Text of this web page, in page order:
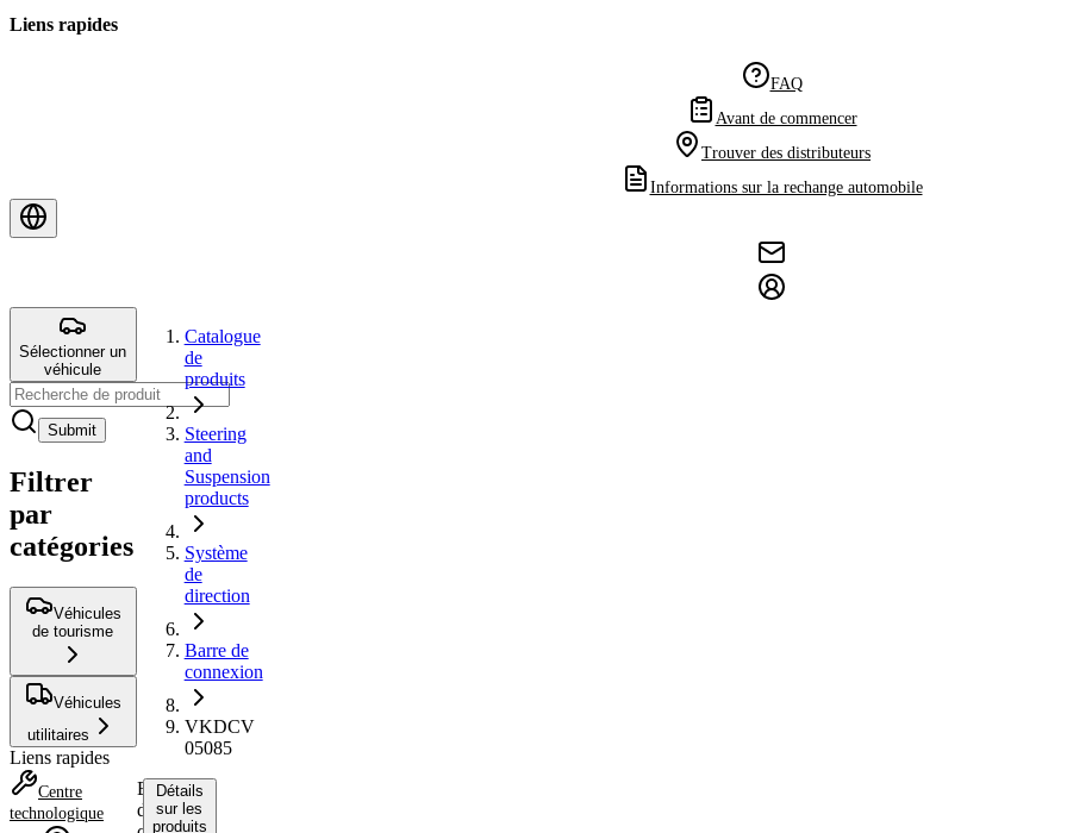
Liens rapides
FAQ
Avant de commencer
Trouver des distributeurs
Informations sur la rechange automobile
Sélectionner un
véhicule
Submit
Filtrer
par
catégories
Véhicules
de tourisme
Véhicules
utilitaires
Liens rapides
Centre
technologique
Catalogue
de
produits
Steering
and
Suspension
products
Système
de
direction
Barre de
connexion
VKDCV
05085
Barre
de
Détails
sur les
produits